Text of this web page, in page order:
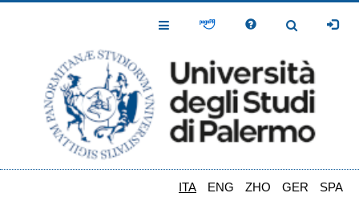
Toggle
Toggle
ITA ENG ZHO GER SPA